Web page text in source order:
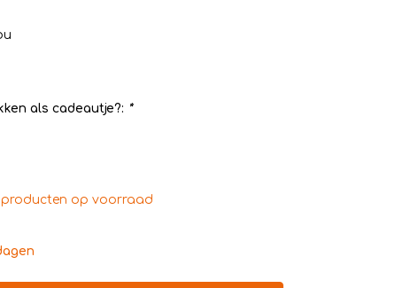
als cadeautje?: *
producten op voorraad